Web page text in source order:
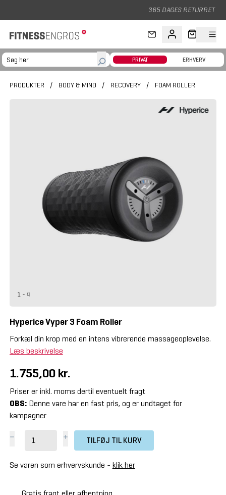
365 DAGES RETURRET
PRIVAT ERHVERV
PRODUKTER / BODY & MIND / RECOVERY / FOAM ROLLER
1 - 4
Hyperice Vyper 3 Foam Roller
Forkæl din krop med en intens vibrerende massageoplevelse.
Læs beskrivelse
1.755,00 kr.
Priser er inkl. moms dertil eventuelt fragt
OBS:Denne vare har en fast pris, og er undtaget for
kampagner
TILFØJ TIL KURV
Se varen som erhvervskunde - klik her